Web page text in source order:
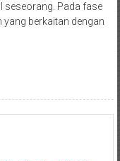
seseorang. Pada fase
berkaitan dengan